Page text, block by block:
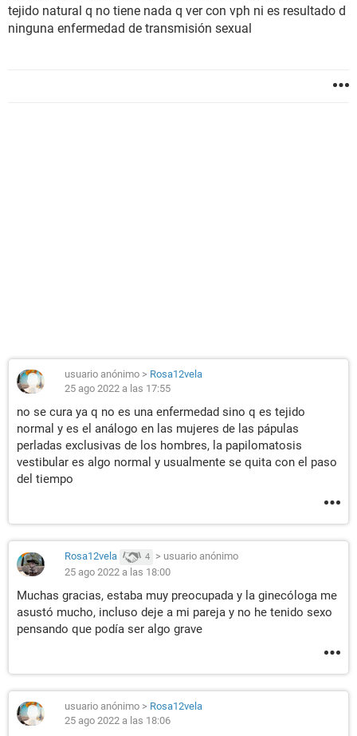
tejido natural q no tiene nada q ver con vph ni es resultado d
ninguna enfermedad de transmisión sexual
usuario anónimo > Rosa12vela
25 ago 2022 a las 17:55
no se cura ya q no es una enfermedad sino q es tejido
normal y es el análogo en las mujeres de las pápulas
perladas exclusivas de los hombres, la papilomatosis
vestibular es algo normal y usualmente se quita con el paso
del tiempo
Rosa12vela 4 > usuario anónimo
25 ago 2022 a las 18:00
Muchas gracias, estaba muy preocupada y la ginecóloga me
asustó mucho, incluso deje a mi pareja y no he tenido sexo
pensando que podía ser algo grave
usuario anónimo > Rosa12vela
25 ago 2022 a las 18:06